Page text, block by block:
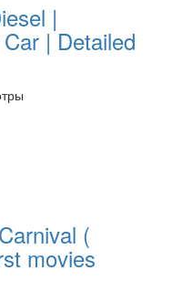
|
| Detailed
(
movies